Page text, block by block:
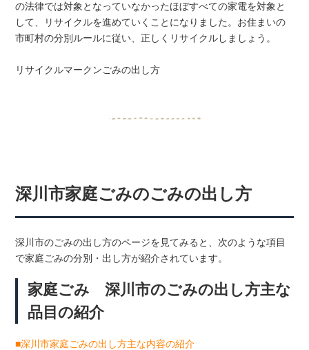
の法律では対象となっていなかったほぼすべての家電を対象と
して、リサイクルを進めていくことになりました。お住まいの
市町村の分別ルールに従い、正しくリサイクルしましょう。
リサイクルマークンごみの出し方
深川市家庭ごみのごみの出し方
深川市のごみの出し方のページを見てみると、次のような項目
で家庭ごみの分別・出し方が紹介されています。
家庭ごみ 深川市のごみの出し方主な
品目の紹介
■深川市家庭ごみの出し方主な内容の紹介